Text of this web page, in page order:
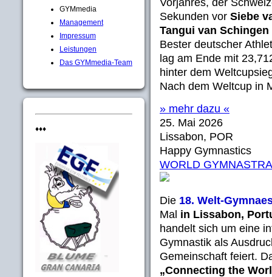
GYMmedia
Management
Impressum
Leistungen
Das GYMmedia-Team
♦♦♦
Vorjahres, der
Sekunden vor Siebe
Tangui van Schingen
Bester deutscher
lag am Ende mit
hinter dem
Nach dem Weltcup in
» mehr dazu «
25. Mai 2026
Lissabon, POR
Happy Gymnastics
WORLD
Die 18. Welt-
Mal in Lissabon,
handelt sich um eine
Gymnastik als
Gemeinschaft feiert.
„Connecting the